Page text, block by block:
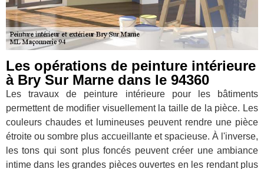
Les opérations de peinture intérieure
à Bry Sur Marne dans le 94360
Les travaux de peinture intérieure pour les bâtiments
permettent de modifier visuellement la taille de la pièce. Les
couleurs chaudes et lumineuses peuvent rendre une pièce
étroite ou sombre plus accueillante et spacieuse. À l'inverse,
les tons qui sont plus foncés peuvent créer une ambiance
intime dans les grandes pièces ouvertes en les rendant plus